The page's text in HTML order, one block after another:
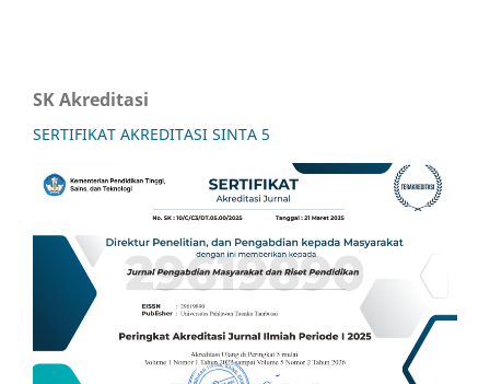
SK Akreditasi
SERTIFIKAT AKREDITASI SINTA 5